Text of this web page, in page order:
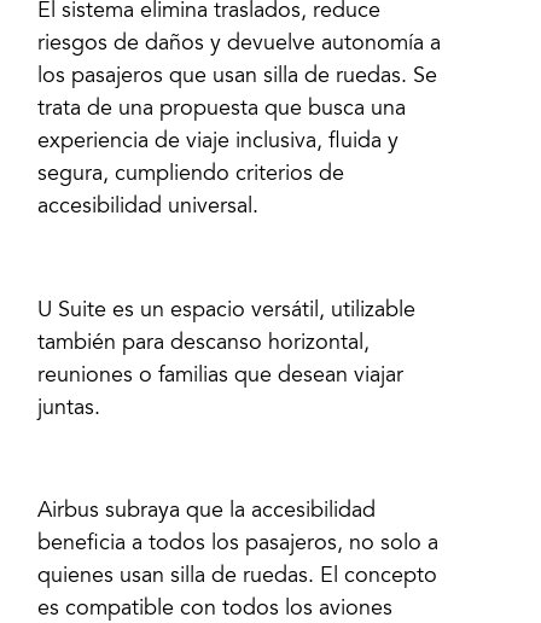
El sistema elimina traslados, reduce
riesgos de daños y devuelve autonomía a
los pasajeros que usan silla de ruedas. Se
trata de una propuesta que busca una
experiencia de viaje inclusiva, fluida y
segura, cumpliendo criterios de
accesibilidad universal.
U Suite es un espacio versátil, utilizable
también para descanso horizontal,
reuniones o familias que desean viajar
juntas.
Airbus subraya que la accesibilidad
beneficia a todos los pasajeros, no solo a
quienes usan silla de ruedas. El concepto
es compatible con todos los aviones